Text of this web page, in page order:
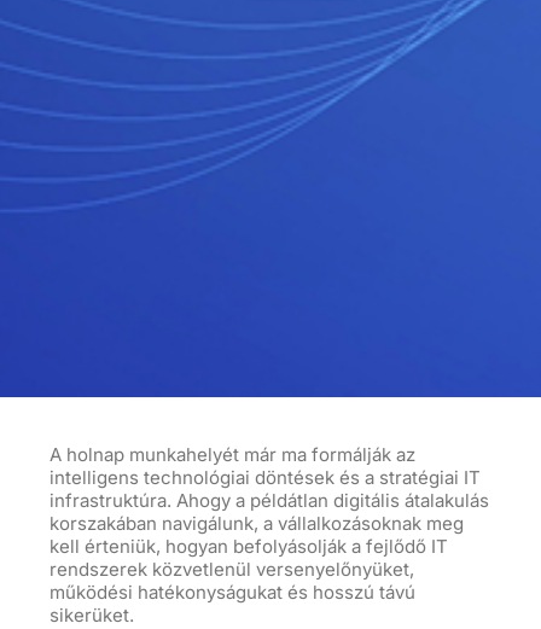
A holnap munkahelyét már ma formálják az
intelligens technológiai döntések és a stratégiai IT
infrastruktúra. Ahogy a példátlan digitális átalakulás
korszakában navigálunk, a vállalkozásoknak meg
kell érteniük, hogyan befolyásolják a fejlődő IT
rendszerek közvetlenül versenyelőnyüket,
működési hatékonyságukat és hosszú távú
sikerüket.